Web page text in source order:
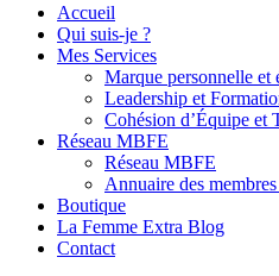
Accueil
Qui suis-je ?
Mes Services
Marque personnelle et
Leadership et
Cohésion d’Équipe et
Réseau MBFE
Réseau MBFE
Annuaire des
Boutique
La Femme Extra Blog
Contact